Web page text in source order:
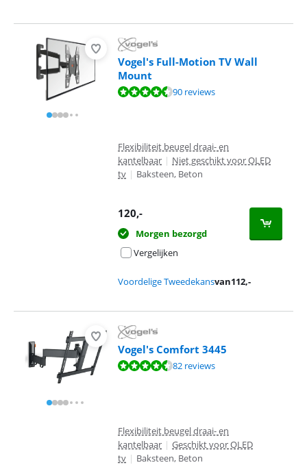
Vogel's Full-Motion TV Wall
Mount
Beoordeling is 8,8 van de 10, gebaseerd op 90 reviews.
90 reviews
Flexibiliteit beugel draai- en
kantelbaar | Niet geschikt voor OLED
tv | Baksteen, Beton
120,-
Morgen bezorgd
Vergelijken
Voordelige Tweedekansvan112,-
Vogel's Comfort 3445
Beoordeling is 9,1 van de 10, gebaseerd op 82 reviews.
82 reviews
Flexibiliteit beugel draai- en
kantelbaar | Geschikt voor OLED
tv | Baksteen, Beton